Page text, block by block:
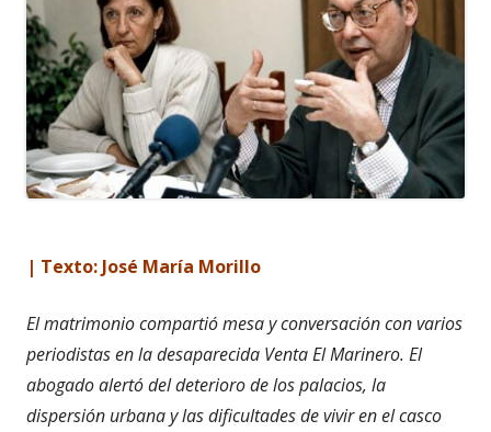
| Texto: José María Morillo
El matrimonio compartió mesa y conversación con varios
periodistas en la desaparecida Venta El Marinero. El
abogado alertó del deterioro de los palacios, la
dispersión urbana y las dificultades de vivir en el casco